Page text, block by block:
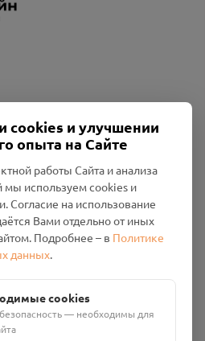
«Смоленский
Смоленская область, р-н
Западная, д. 26А, пом. 18
в АО "АЛЬФА-БАНК"
cookies и улучшении
опыта на Сайте
работы Сайта и анализа
мы используем cookies и
Согласие на использование
Вами отдельно от иных
Подробнее – в Политике
данных.
cookies
— необходимы для